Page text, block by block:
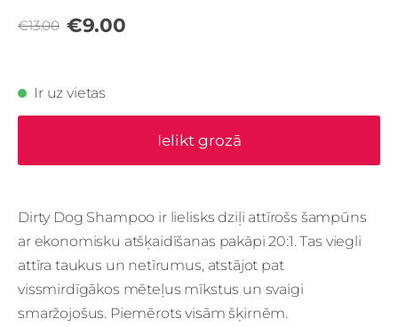
€13.00 €9.00
Ir uz vietas
Ielikt grozā
Dirty Dog Shampoo ir lielisks dziļi attīrošs šampūns
ar ekonomisku atšķaidīšanas pakāpi 20:1. Tas viegli
attīra taukus un netīrumus, atstājot pat
vissmirdīgākos mēteļus mīkstus un svaigi
smaržojošus. Piemērots visām šķirnēm.